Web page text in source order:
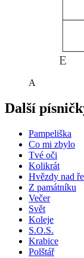
E
A
Další
Pampeliška
Co mi zbylo
Tvé oči
Kolikrát
Hvězdy nad
Z památníku
Večer
Svět
Koleje
S.O.S.
Krabice
Polštář